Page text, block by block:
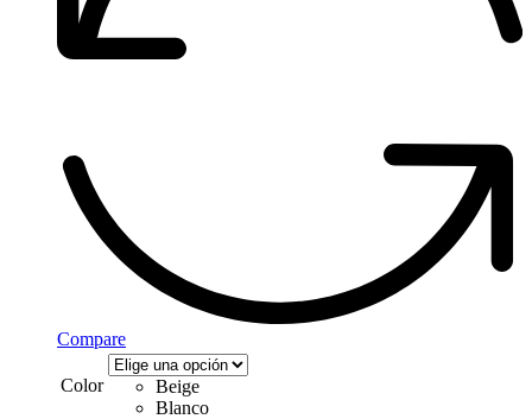
Compare
Color
Beige
Blanco